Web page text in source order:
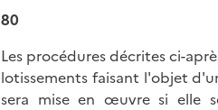
80
Les procédures décrites ci-
lotissements faisant l'objet
sera mise en œuvre si elle